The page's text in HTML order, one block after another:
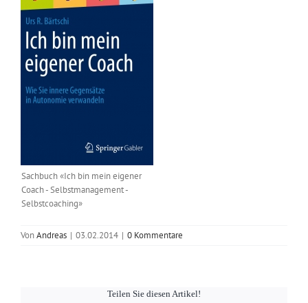
Sachbuch «Ich bin mein eigener
Coach - Selbstmanagement -
Selbstcoaching»
VonAndreas | 03.02.2014 | 0 Kommentare
Teilen Sie diesen Artikel!